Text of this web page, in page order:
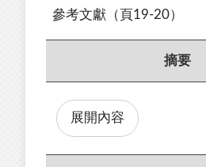
參考文獻 （頁 19-20）
摘要
展開內容